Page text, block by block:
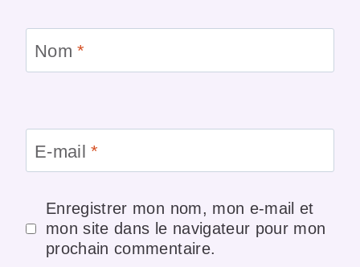
Nom*
E-mail*
Enregistrer mon nom, mon e-mail et
mon site dans le navigateur pour mon
prochain commentaire.